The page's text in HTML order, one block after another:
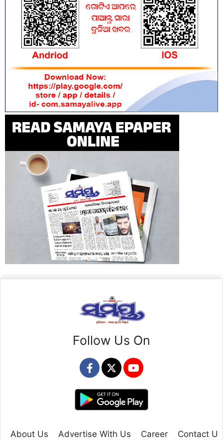
Follow Us On
About Us Advertise With Us Career Contact Us